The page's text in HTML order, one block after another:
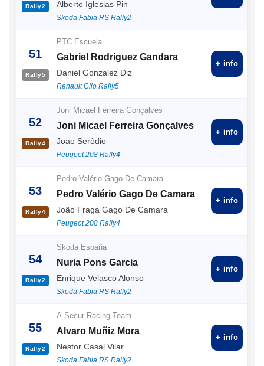
Rally2 Alberto Iglesias Pin
Skoda Fabia RS Rally2
51
Rally5
PTC Escuela
Gabriel Rodriguez Gandara
Daniel Gonzalez Diz
Renault Clio Rally5
+ info
52
Rally4
Joni Micael Ferreira Gonçalves
Joni Micael Ferreira Gonçalves
Joao Serôdio
Peugeot 208 Rally4
+ info
53
Rally4
Pedro Valério Gago De Camara
Pedro Valério Gago De Camara
João Fraga Gago De Camara
Peugeot 208 Rally4
+ info
54
Rally2
Skoda España
Nuria Pons Garcia
Enrique Velasco Alonso
Skoda Fabia RS Rally2
+ info
55
Rally2
A-Secur Racing Team
Alvaro Muñiz Mora
Nestor Casal Vilar
Skoda Fabia RS Rally2
+ info